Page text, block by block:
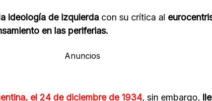
ideología de izquierda con su crítica al
en las periferias.
Anuncios
el 24 de diciembre de 1934, sin embargo,